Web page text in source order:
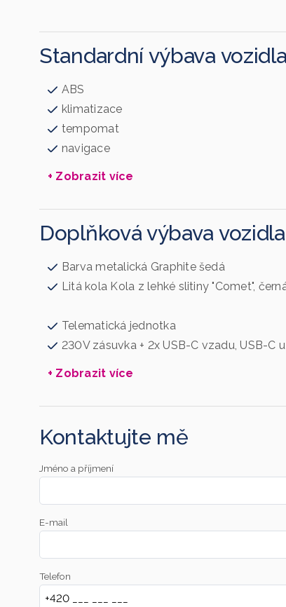
Standardní výbava vozidla
ABS
klimatizace
tempomat
navigace
+ Zobrazit více
Doplňková výbava vozidla
Barva metalická Graphite šedá
Litá kola Kola z lehké slitiny "Comet",
Telematická jednotka
230V zásuvka + 2x USB-C vzadu, USB-C
+ Zobrazit více
Kontaktujte mě
Jméno a příjmení
E-mail
Telefon